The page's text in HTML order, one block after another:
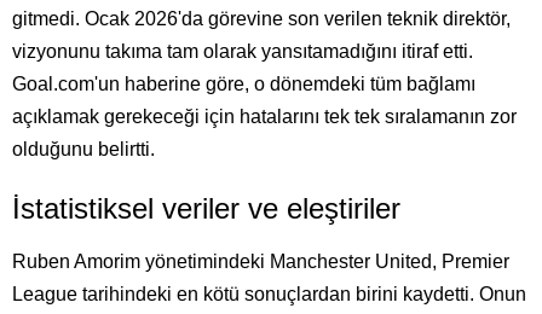
gitmedi. Ocak 2026'da görevine son verilen teknik direktör,
vizyonunu takıma tam olarak yansıtamadığını itiraf etti.
Goal.com'un haberine göre, o dönemdeki tüm bağlamı
açıklamak gerekeceği için hatalarını tek tek sıralamanın zor
olduğunu belirtti.
İstatistiksel veriler ve eleştiriler
Ruben Amorim yönetimindeki Manchester United, Premier
League tarihindeki en kötü sonuçlardan birini kaydetti. Onun